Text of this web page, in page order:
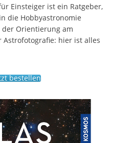
Einsteiger ist ein Ratgeber,
die Hobbyastronomie
der Orientierung am
hier ist alles
bestellen